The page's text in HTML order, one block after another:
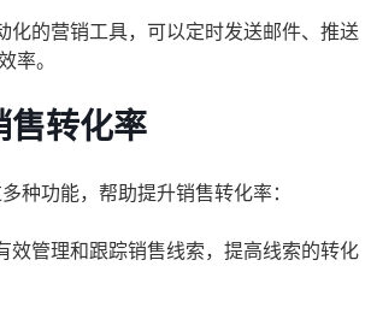
化的营销工具，可以定时发送邮件、推送
率。
售转化率
种功能，帮助提升销售转化率：
效管理和跟踪销售线索，提高线索的转化